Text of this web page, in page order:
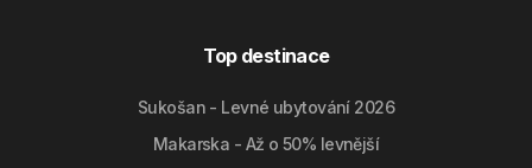
Top destinace
Sukošan - Levné ubytování 2026
Makarska - Až o 50% levnější